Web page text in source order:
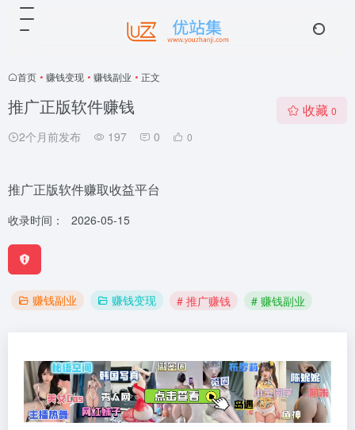
首页 • 赚钱变现 • 赚钱副业 • 正文
推广正版软件赚钱
2个月前发布 197 0 0
收藏 0
推广正版软件赚取收益平台
收录时间： 2026-05-15
赚钱副业 赚钱变现 # 推广赚钱 # 赚钱副业